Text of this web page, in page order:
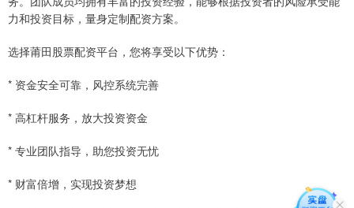
力和投资目标，量身定制配资方案。
选择莆田股票配资平台，您将享受以下优势：
* 资金安全可靠，风控系统完善
* 高杠杆服务，放大投资资金
* 专业团队指导，助您投资无忧
* 财富倍增，实现投资梦想